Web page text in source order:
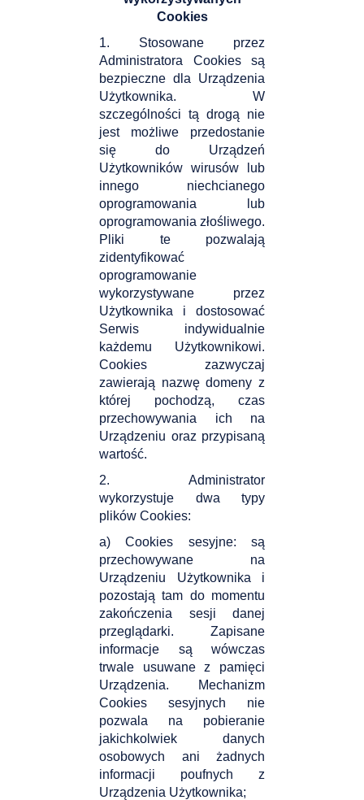
Cookies
1. Stosowane przez
Administratora Cookies są
bezpieczne dla Urządzenia
Użytkownika. W
szczególności tą drogą nie
jest możliwe przedostanie
się do Urządzeń
Użytkowników wirusów lub
innego niechcianego
oprogramowania lub
oprogramowania złośliwego.
Pliki te pozwalają
zidentyfikować
oprogramowanie
wykorzystywane przez
Użytkownika i dostosować
Serwis indywidualnie
każdemu Użytkownikowi.
Cookies zazwyczaj
zawierają nazwę domeny z
której pochodzą, czas
przechowywania ich na
Urządzeniu oraz przypisaną
wartość.
2. Administrator
wykorzystuje dwa typy
plików Cookies:
a) Cookies sesyjne: są
przechowywane na
Urządzeniu Użytkownika i
pozostają tam do momentu
zakończenia sesji danej
przeglądarki. Zapisane
informacje są wówczas
trwale usuwane z pamięci
Urządzenia. Mechanizm
Cookies sesyjnych nie
pozwala na pobieranie
jakichkolwiek danych
osobowych ani żadnych
informacji poufnych z
Urządzenia Użytkownika;